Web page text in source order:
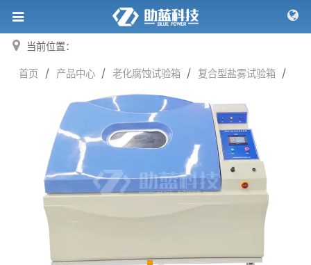
当前位置：
首页 / 产品中心 / 老化腐蚀试验箱 / 复合型盐雾试验箱 /